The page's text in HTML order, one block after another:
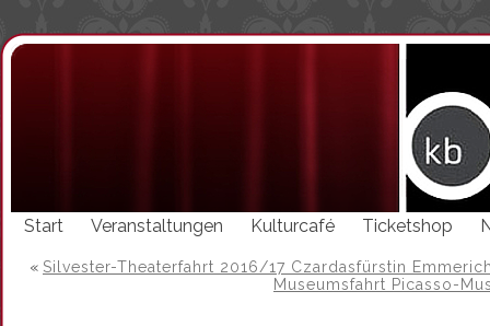
Start Veranstaltungen Kulturcafé Ticketshop
« Silvester-Theaterfahrt 2016/17 Czardasfürstin
Museumsfahrt Picasso-